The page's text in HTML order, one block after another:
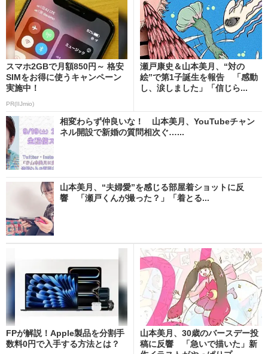
スマホ2GBで月額850円～ 格安
SIMをお得に使うキャンペーン
実施中！
PR(IIJmio)
瀬戸康史＆山本美月、“対の
絵”で第1子誕生を報告 「感動
し、涙しました」「信じら...
相変わらず仲良いな！ 山本美月、YouTubeチャン
ネル開設で新婚の質問相次ぐ…...
山本美月、“夫婦愛”を感じる部屋着ショットに反
響 「瀬戸くんが撮った？」「着とる...
FPが解説！Apple製品を分割手
数料0円で入手する方法とは？
山本美月、30歳のバースデー投
稿に反響 「急いで描いた」新